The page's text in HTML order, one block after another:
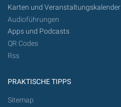
Karten und Veranstaltungskalender
Audioführungen
Apps und Podcasts
QR Codes
Rss
PRAKTISCHE TIPPS
Sitemap